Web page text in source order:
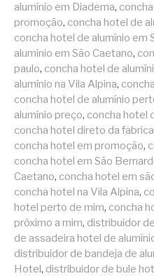
alumínio em Diadema,
promoção, concha hotel de
concha hotel de alumínio em
alumínio em São Caetano,
paulo, concha hotel de
alumínio na Vila Alpina,
concha hotel de alumínio
alumínio preço, concha hotel
concha hotel direto da fabrica
concha hotel em promoção,
concha hotel em São
Caetano, concha hotel em
concha hotel na Vila Alpina,
hotel perto de mim, concha
próximo a mim, distribuidor
de assadeira hotel de
distribuidor de bandeja de
Hotel, distribuidor de bule